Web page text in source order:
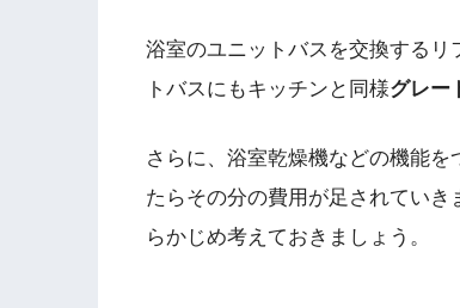
浴室のユニットバスを交換するリ
トバスにもキッチンと同様グレー
さらに、浴室乾燥機などの機能
たらその分の費用が足されていき
らかじめ考えておきましょう。